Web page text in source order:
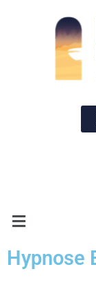
Hypnose